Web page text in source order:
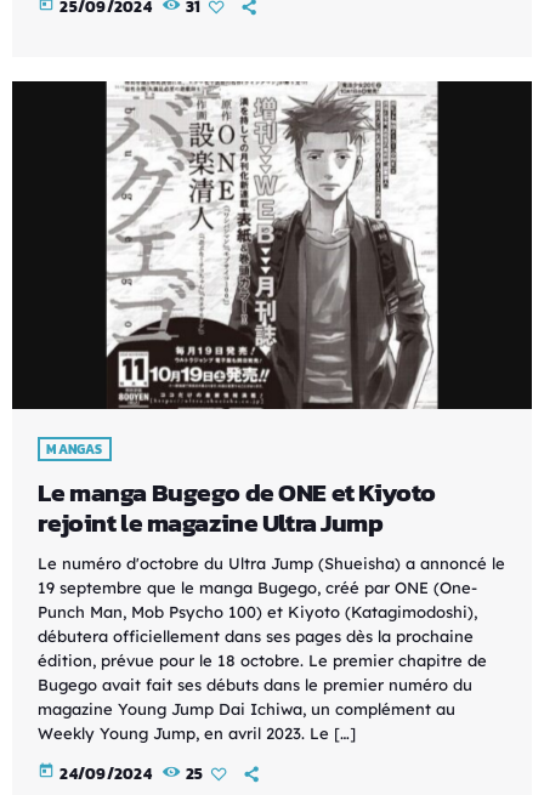
25/09/2024 31
MANGAS
Le manga Bugego de ONE et Kiyoto
rejoint le magazine Ultra Jump
Le numéro d'octobre du Ultra Jump (Shueisha) a annoncé le
19 septembre que le manga Bugego, créé par ONE (One-
Punch Man, Mob Psycho 100) et Kiyoto (Katagimodoshi),
débutera officiellement dans ses pages dès la prochaine
édition, prévue pour le 18 octobre. Le premier chapitre de
Bugego avait fait ses débuts dans le premier numéro du
magazine Young Jump Dai Ichiwa, un complément au
Weekly Young Jump, en avril 2023. Le […]
today 24/09/2024 25